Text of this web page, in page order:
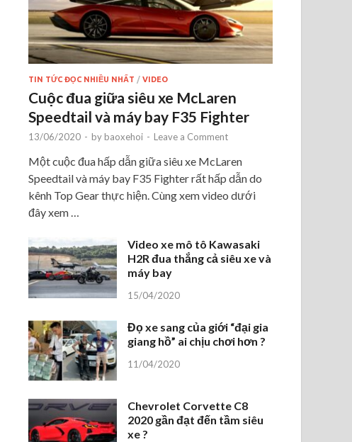
TIN TỨC ĐỌC NHIỀU NHẤT /VIDEO
Cuộc đua giữa siêu xe McLaren
Speedtail và máy bay F35 Fighter
13/06/2020 - by baoxehoi - Leave a Comment
Một cuộc đua hấp dẫn giữa siêu xe McLaren
Speedtail và máy bay F35 Fighter rất hấp dẫn do
kênh Top Gear thực hiện. Cùng xem video dưới
đây xem …
Video xe mô tô Kawasaki
H2R đua thắng cả siêu xe và
máy bay
15/04/2020
Đọ xe sang của giới “đại gia
giang hồ” ai chịu chơi hơn ?
11/04/2020
Chevrolet Corvette C8
2020 gần đạt đến tầm siêu
xe ?